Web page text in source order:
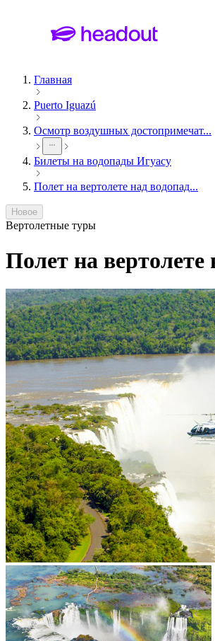
Главная
Puerto Iguazú
Осмотр воздушных достопримечат...
Билеты на водопады Игуасу
Полет на вертолете над водопад...
Новое
Вертолетные туры
Полет на